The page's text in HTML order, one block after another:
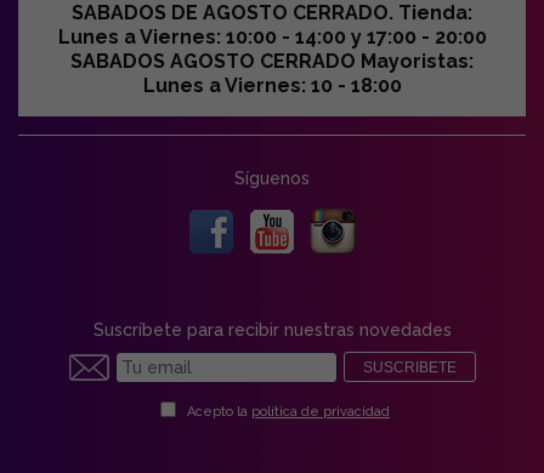
SABADOS DE AGOSTO CERRADO. Tienda:
Lunes a Viernes: 10:00 - 14:00 y 17:00 - 20:00
SABADOS AGOSTO CERRADO Mayoristas:
Lunes a Viernes: 10 - 18:00
Síguenos
Suscríbete para recibir nuestras novedades
SUSCRIBETE
Acepto la política de privacidad